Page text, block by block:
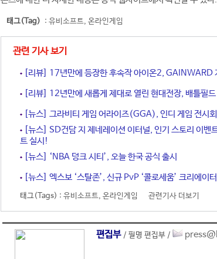
태그(Tag) : 유비소프트, 온라인게임
관련 기사 보기
[리뷰] 17년만에 등장한 후속작 아이온2, GAINWARD
[리뷰] 12년만에 새롭게 제대로 열린 현대전장, 배틀필
[뉴스] 그라비티 게임 어라이즈(GGA), 인디 게임 전시
[뉴스] SD건담 지 제네레이션 이터널, 인기 스토리 이벤
트 실시!
[뉴스] ‘NBA 덩크 시티’, 오늘 한국 공식 출시
[뉴스] 엑스보 ‘스탈존’, 신규 PvP ‘콜로세움’ 크리에이
태그(Tags) : 유비소프트, 온라인게임 관련기사 더보기
편집부 / 필명 편집부 /